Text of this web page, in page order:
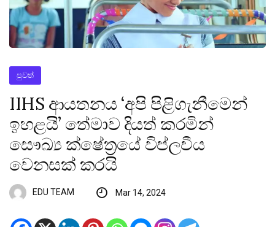
පුවත්
IIHS ආයතනය ‘අපි පිළිගැනීමෙන්
ඉහළයි’ තේමාව දියත් කරමින්
සෞඛ්‍ය ක්ෂේත්‍රයේ විප්ලවීය
වෙනසක් කරයි
EDU TEAM Mar 14, 2024